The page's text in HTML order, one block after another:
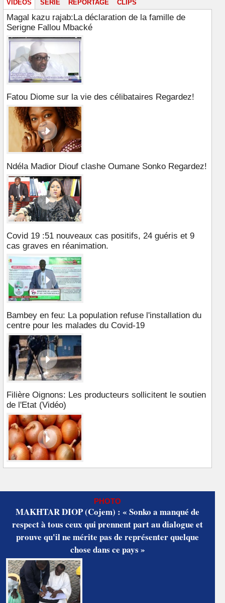
VIDÉOS SÉRIE REPORTAGE CLIPS
Magal kazu rajab:La déclaration de la famille de
Serigne Fallou Mbacké
Fatou Diome sur la vie des célibataires Regardez!
Ndéla Madior Diouf clashe Oumane Sonko Regardez!
Covid 19 :51 nouveaux cas positifs, 24 guéris et 9
cas graves en réanimation.
Bambey en feu: La population refuse l'installation du
centre pour les malades du Covid-19
Filière Oignons: Les producteurs sollicitent le soutien
de l'Etat (Vidéo)
PHOTO
MAKHTAR DIOP (Cojem) : « Sonko a manqué de
respect à tous ceux qui prennent part au dialogue et
prouve qu'il ne mérite pas de représenter quelque
chose dans ce pays »